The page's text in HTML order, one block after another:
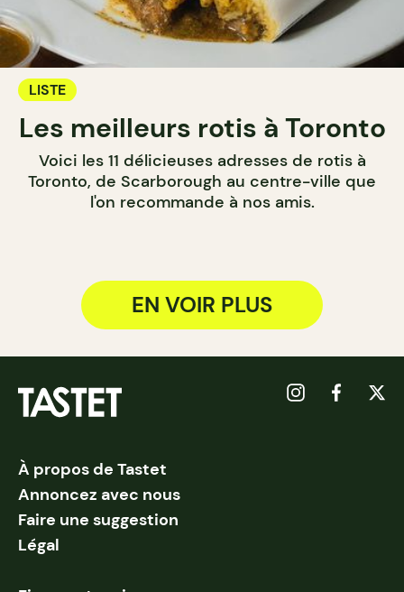
LISTE
Les meilleurs rotis à Toronto
Voici les 11 délicieuses adresses de rotis à
Toronto, de Scarborough au centre-ville que
l'on recommande à nos amis.
EN VOIR PLUS
À propos de Tastet
Annoncez avec nous
Faire une suggestion
Légal